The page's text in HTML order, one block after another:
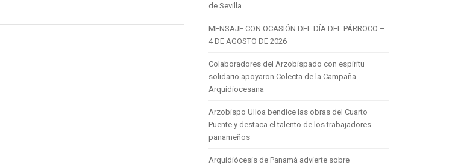
de Sevilla
MENSAJE CON OCASIÓN DEL DÍA DEL PÁRROCO –
4 DE AGOSTO DE 2026
Colaboradores del Arzobispado con espíritu
solidario apoyaron Colecta de la Campaña
Arquidiocesana
Arzobispo Ulloa bendice las obras del Cuarto
Puente y destaca el talento de los trabajadores
panameños
Arquidiócesis de Panamá advierte sobre